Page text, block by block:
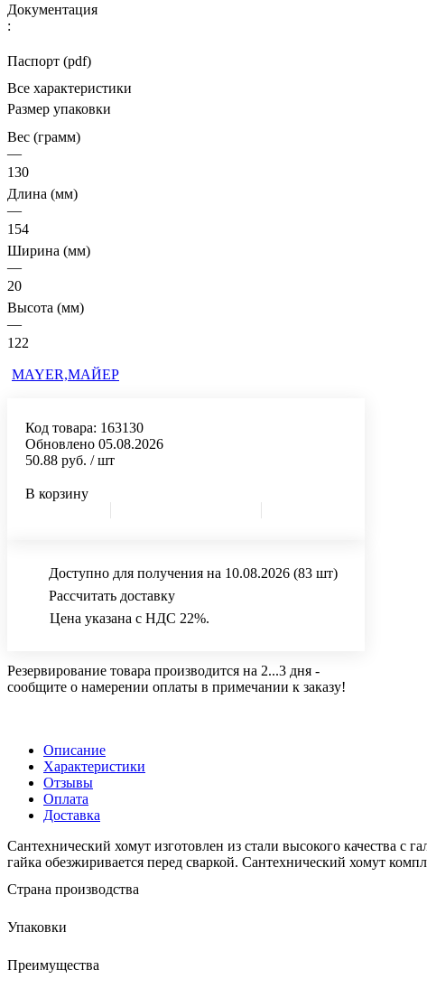
Документация
:
Паспорт (pdf)
Все характеристики
Размер упаковки
Вес (грамм)
—
130
Длина (мм)
—
154
Ширина (мм)
—
20
Высота (мм)
—
122
MAYER,МАЙЕР
Код товара: 163130
Обновлено 05.08.2026
50.88 руб. / шт
В корзину
Доступно для получения на 10.08.2026 (83 шт)
Рассчитать доставку
Цена указана с НДС 22%.
Резервирование товара производится на 2...3 дня -
сообщите о намерении оплаты в примечании к заказу!
Описание
Характеристики
Отзывы
Оплата
Доставка
Сантехнический хомут изготовлен из стали высокого качества с
гайка обезжиривается перед сваркой. Сантехнический хомут
Страна производства
Упаковки
Преимущества